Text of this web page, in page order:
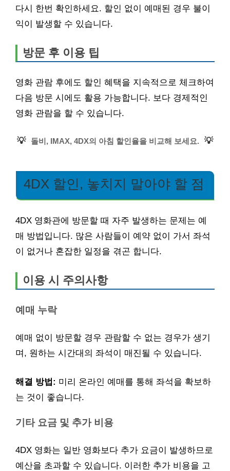
다시 한번 확인하세요. 할인 없이 예매된 경우 불이
익이 발생할 수 있습니다.
방문 후 이용 팁
영화 관람 후에도 할인 혜택을 지속적으로 체크하여
다음 방문 시에도 활용 가능합니다. 보다 경제적인
영화 관람을 할 수 있습니다.
💡 돌비, IMAX, 4DX의 아침 할인율을 비교해 보세요. 💡
4DX 할인, 놓치지 말아야 할 점
4DX 영화관에 방문할 때 자주 발생하는 문제는 예
매 방법입니다. 많은 사람들이 예약 없이 가서 좌석
이 없거나 혼잡한 일정을 겪곤 합니다.
이용 시 주의사항
예매 누락
예매 없이 방문할 경우 관람할 수 없는 경우가 생기
며, 원하는 시간대의 좌석이 매진될 수 있습니다.
해결 방법: 미리 온라인 예매를 통해 좌석을 확보하
는 것이 좋습니다.
기타 요금 및 추가 비용
4DX 영화는 일반 영화보다 추가 요금이 발생하므로
예산을 초과할 수 있습니다. 이러한 추가 비용을 고